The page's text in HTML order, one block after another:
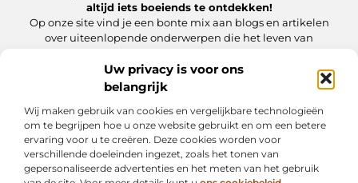
Uw privacy is voor ons
belangrijk
Wij maken gebruik van cookies en vergelijkbare technologieën
om te begrijpen hoe u onze website gebruikt en om een betere
ervaring voor u te creëren. Deze cookies worden voor
verschillende doeleinden ingezet, zoals het tonen van
gepersonaliseerde advertenties en het meten van het gebruik
altijd iets boeiends te ontdekken!
Op onze site vind je een bonte mix aan blogs en artikelen
over uiteenlopende onderwerpen die het leven van
Onze informatie
Bericht categorie